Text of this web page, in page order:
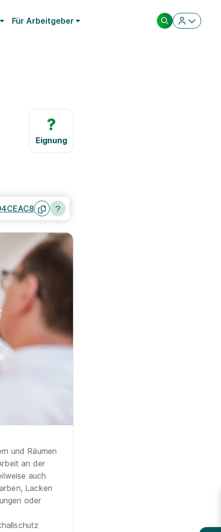
Für Arbeitgeber
?
Eignung
und Räumen
an der
auch
Lacken
oder